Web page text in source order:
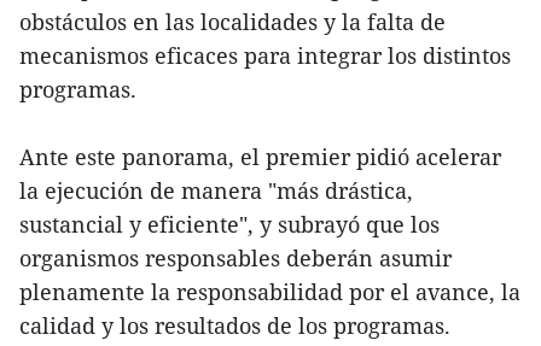
obstáculos en las localidades y la falta de
mecanismos eficaces para integrar los distintos
programas.
Ante este panorama, el premier pidió acelerar
la ejecución de manera "más drástica,
sustancial y eficiente", y subrayó que los
organismos responsables deberán asumir
plenamente la responsabilidad por el avance, la
calidad y los resultados de los programas.